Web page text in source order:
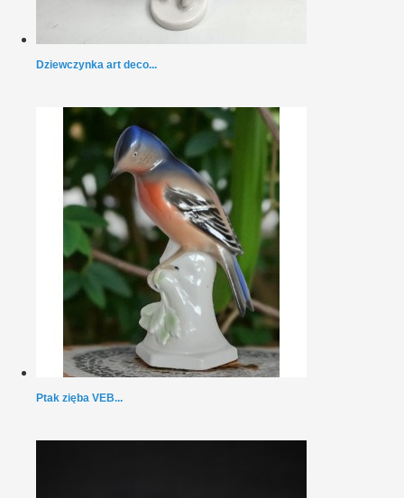
Dziewczynka art deco...
Ptak zięba VEB...